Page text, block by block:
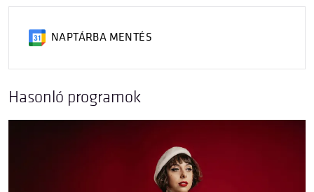
NAPTÁRBA MENTÉS
Hasonló programok